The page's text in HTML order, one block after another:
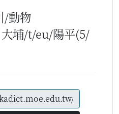
/動物
埔/t/eu/陽平(5/